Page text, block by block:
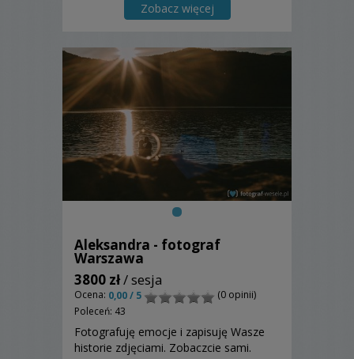
Zobacz więcej
Aleksandra - fotograf
Warszawa
3800 zł/ sesja
Ocena: 0,00 / 5
(0 opinii)
Poleceń: 43
Fotografuję emocje i zapisuję Wasze
historie zdjęciami. Zobaczcie sami.